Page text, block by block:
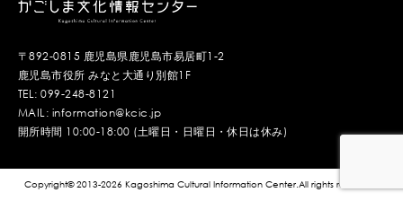
〒892-0815 鹿児島県鹿児島市易居町1-2
鹿児島市役所 みなと大通り別館1F
TEL: 099-248-8121
MAIL: information@kcic.jp
開所時間 10:00-18:00 (土曜日・日曜日・休日は休み)
Copyright© 2013-2026 Kagoshima Cultural Information Center.All rights reserved.